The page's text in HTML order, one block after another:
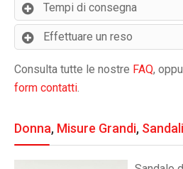
Tempi di consegna
Effettuare un reso
Consulta tutte le nostre FAQ,
form contatti.
Donna, Misure Grandi, Sandali